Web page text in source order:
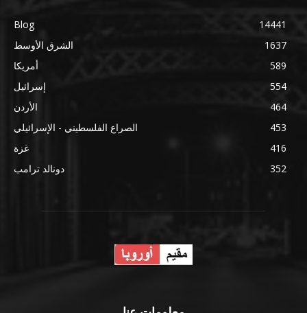
Blog
14441
الشرق الأوسط
1637
أمريكا
589
إسرائيل
554
الأردن
464
الصراع الفلسطيني - الإسرائيلي
453
غزة
416
دونالد ترامب
352